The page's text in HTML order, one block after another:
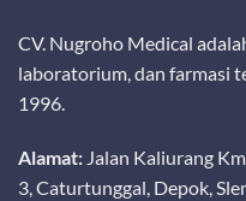
CV. Nugroho Medical
laboratorium, dan farmasi
1996.
Alamat: Jalan Kaliurang
3, Caturtunggal, Depok,